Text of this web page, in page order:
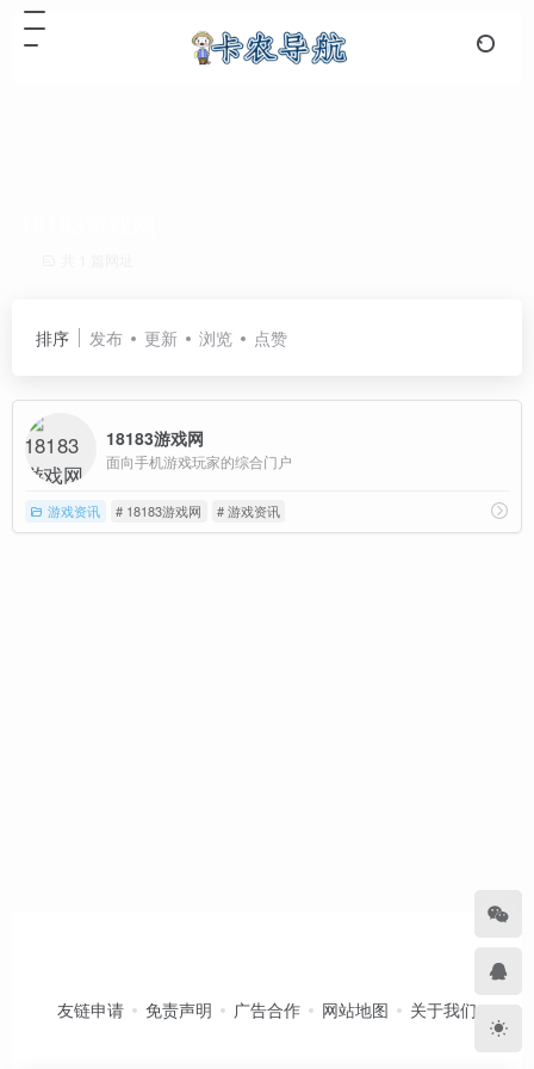
排序 发布 更新 浏览 点赞
18183游戏网
面向手机游戏玩家的综合门户
游戏资讯 # 18183游戏网 # 游戏资讯
友链申请 免责声明 广告合作 网站地图 关于我们